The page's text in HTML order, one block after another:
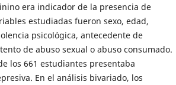
era indicador de la presencia de
estudiadas fueron sexo, edad,
psicológica, antecedente de
de abuso sexual o abuso consumado.
los 661 estudiantes presentaba
En el análisis bivariado, los